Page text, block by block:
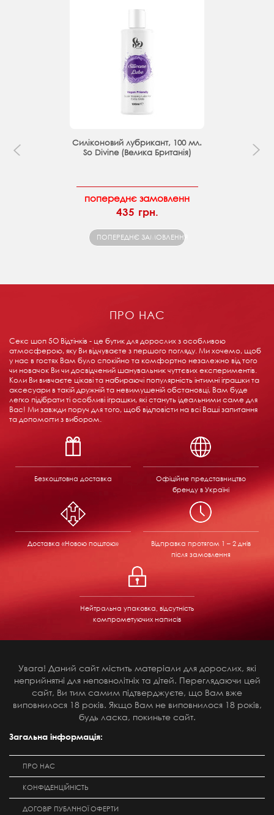
Силіконовий лубрикант, 100 мл.
So Divine (Велика Британія)
попереднє замовленн
435 грн.
ПОПЕРЕДНЄ ЗАМОВЛЕННЯ
ПРО НАС
Секс шоп 5О Відтінків - це бутик для дорослих з особливою
атмосферою, яку Ви відчуваєте з першого погляду. Ми хочемо, щоб
у нас в гостях Вам було спокійно та комфортно незалежно від того
чи новачок Ви чи досвідчений шанувальник чуттєвих експериментів.
Коли Ви вивчаєте цікаві та набираючі популярність інтимні іграшки та
аксесуари в такій дружній та невимушеній обстановці, Вам буде
легко підібрати ті особливі іграшки, які стануть ідеальними саме для
Вас! Ми завжди поруч для того, щоб відповісти на всі Ваші запитання
та допомогти з вибором.
Безкоштовна доставка
Офіційне представництво
бренду в Україні
Доставка «Новою поштою» Відправка протягом 1 – 2 днів
після замовлення
Нейтральна упаковка, відсутність
компрометуючих написів
Увага! Даний сайт містить матеріали для дорослих, які
неприйнятні для неповнолітніх та дітей. Переглядаючи цей
сайт, Ви тим самим підтверджуєте, що Вам вже
виповнилося 18 років. Якщо Вам не виповнилося 18 років,
будь ласка, покиньте сайт.
Загальна інформація:
ПРО НАС
КОНФІДЕНЦІЙНІСТЬ
ДОГОВІР ПУБЛІЧНОЇ ОФЕРТИ